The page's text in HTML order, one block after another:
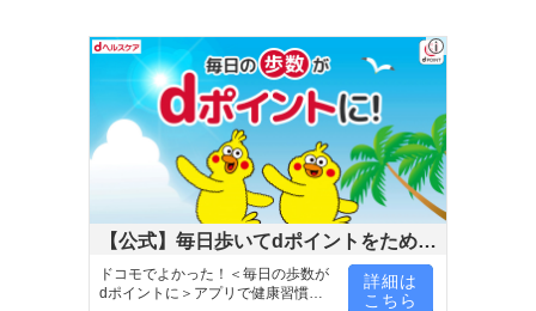
【公式】毎日歩いてdポイントをためよ
う！
ドコモでよかった！＜毎日の歩数が
dポイントに＞アプリで健康習慣が
詳細は
こちら